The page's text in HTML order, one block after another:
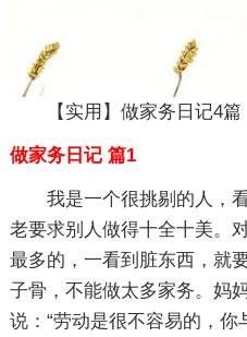
【实用】做家务日记4篇
做家务日记 篇1
我是一个很挑剔的人，
老要求别人做得十全十美。
最多的，一看到脏东西，就
子骨，不能做太多家务。妈
说：“劳动是很不容易的，